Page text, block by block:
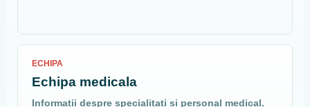
ECHIPA
Echipa medicala
Informatii despre specialitati si personal medical.